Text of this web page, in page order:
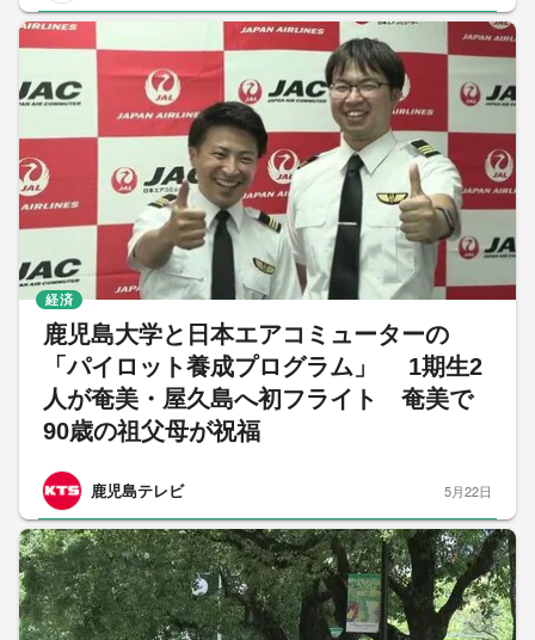
鹿児島大学と日本エアコミューターの
「パイロット養成プログラム」 1期生2
人が奄美・屋久島へ初フライト 奄美で
90歳の祖父母が祝福
鹿児島テレビ
経済
5月22日